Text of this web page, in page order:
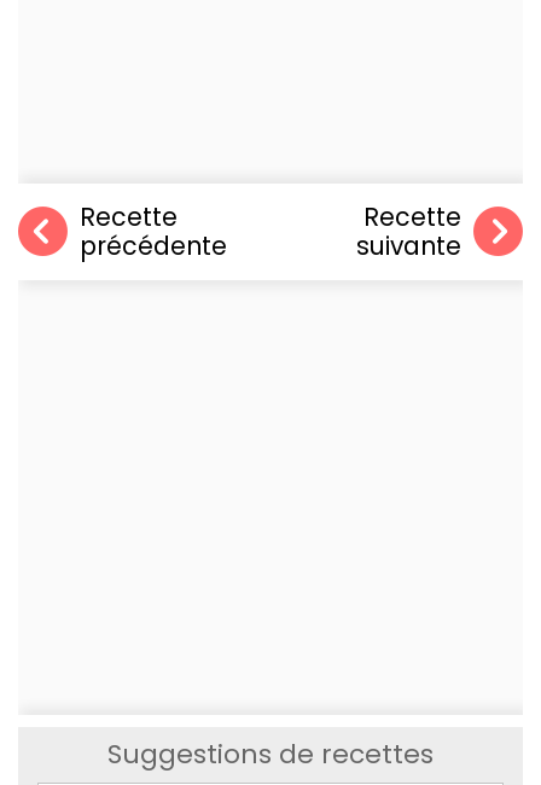
Recette
précédente
Recette
suivante
Suggestions de recettes